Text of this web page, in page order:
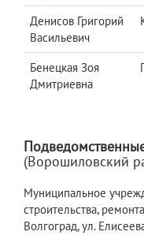
Денисов Григорий
Васильевич
Бенецкая Зоя
Дмитриевна
(Ворошиловский
Муниципальное
строительства,
Волгоград, ул.